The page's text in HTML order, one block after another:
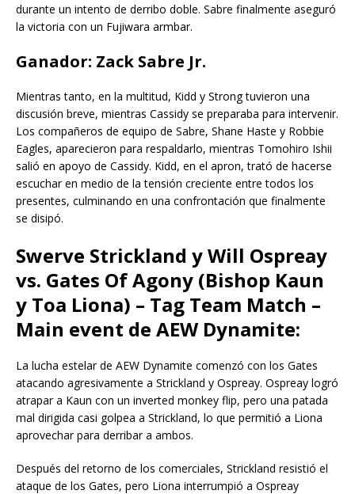
durante un intento de derribo doble. Sabre finalmente aseguró
la victoria con un Fujiwara armbar.
Ganador: Zack Sabre Jr.
Mientras tanto, en la multitud, Kidd y Strong tuvieron una
discusión breve, mientras Cassidy se preparaba para intervenir.
Los compañeros de equipo de Sabre, Shane Haste y Robbie
Eagles, aparecieron para respaldarlo, mientras Tomohiro Ishii
salió en apoyo de Cassidy. Kidd, en el apron, trató de hacerse
escuchar en medio de la tensión creciente entre todos los
presentes, culminando en una confrontación que finalmente
se disipó.
Swerve Strickland y Will Ospreay
vs. Gates Of Agony (Bishop Kaun
y Toa Liona) – Tag Team Match –
Main event de AEW Dynamite:
La lucha estelar de AEW Dynamite comenzó con los Gates
atacando agresivamente a Strickland y Ospreay. Ospreay logró
atrapar a Kaun con un inverted monkey flip, pero una patada
mal dirigida casi golpea a Strickland, lo que permitió a Liona
aprovechar para derribar a ambos.
Después del retorno de los comerciales, Strickland resistió el
ataque de los Gates, pero Liona interrumpió a Ospreay